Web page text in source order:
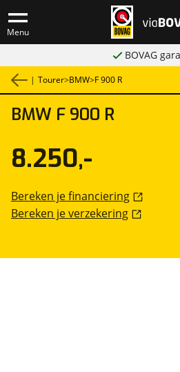
Menu
BOVAG
| Tourer>BMW>F 900 R
BMW F 900 R
8.250,-
Bereken je financiering
Bereken je verzekering